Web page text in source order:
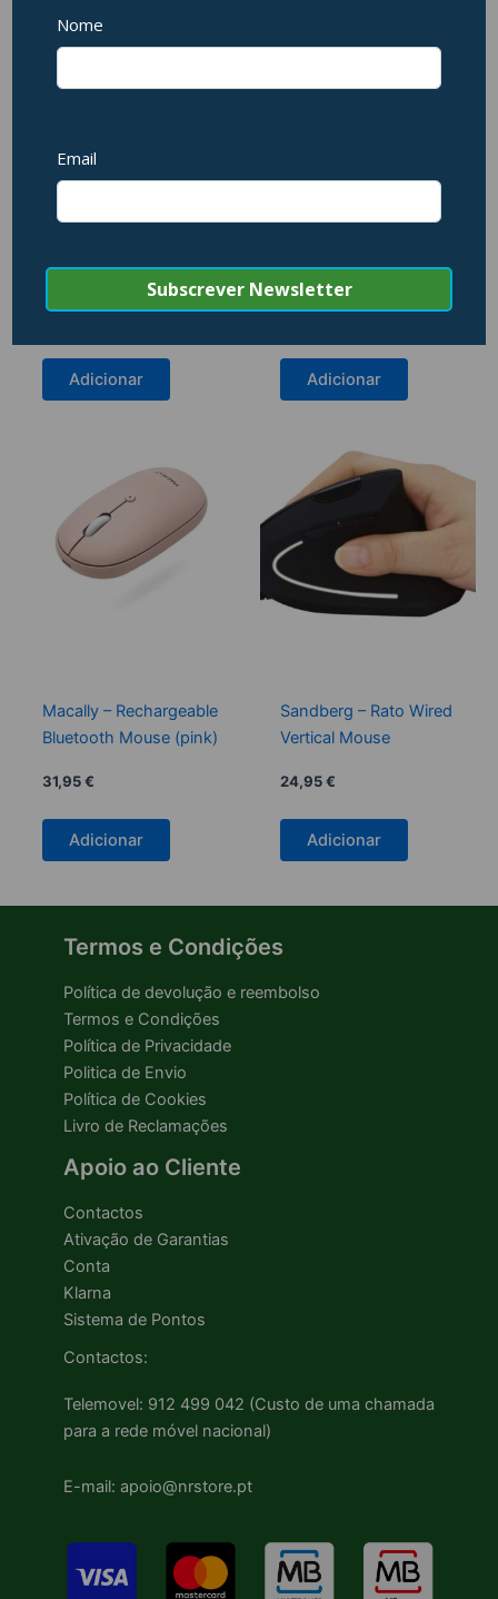
Satechi – C1 USB-C
grey)
Adicionar
Macally – Rato
Adicionar
Macally – Rechargeable
Bluetooth Mouse (pink)
31,95€
Adicionar
Sandberg – Rato Wired
Vertical Mouse
24,95€
Adicionar
Termos e Condições
Política de devolução e reembolso
Termos e Condições
Política de Privacidade
Politica de Envio
Política de Cookies
Livro de Reclamações
Apoio ao Cliente
Contactos
Ativação de Garantias
Conta
Klarna
Sistema de Pontos
Contactos:
Telemovel: 912 499 042 (Custo de uma chamada
para a rede móvel nacional)
E-mail: apoio@nrstore.pt